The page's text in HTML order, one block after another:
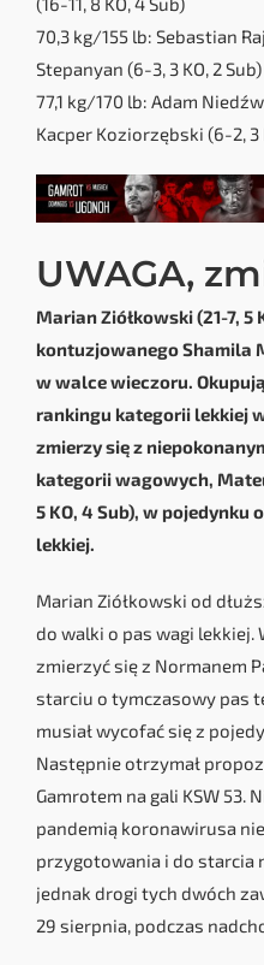
70,3 kg/155 lb: Sebastian
Stepanyan (6-3, 3 KO, 2 Sub)
77,1 kg/170 lb: Adam
Kacper Koziorzębski (6-2, 3
UWAGA,
Marian Ziółkowski (21-7, 5
kontuzjowanego Shamila
w walce wieczoru.
rankingu kategorii lekkiej
zmierzy się z
kategorii wagowych,
5 KO, 4 Sub), w
lekkiej.
Marian Ziółkowski od
do walki o pas wagi lekkiej.
zmierzyć się z Normanem
starciu o tymczasowy pas
musiał wycofać się z
Następnie otrzymał
Gamrotem na gali KSW 53.
pandemią koronawirusa
przygotowania i do starcia
jednak drogi tych dwóch
29 sierpnia, podczas